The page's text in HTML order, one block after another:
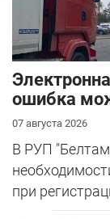
ошибка
07 августа 2026
В РУП
при